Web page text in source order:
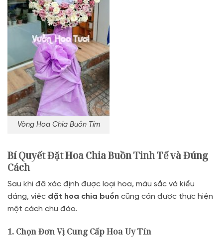
Vòng Hoa Chia Buồn Tím
Bí Quyết Đặt Hoa Chia Buồn Tinh Tế và Đúng
Cách
Sau khi đã xác định được loại hoa, màu sắc và kiểu
dáng, việc đặt hoa chia buồn cũng cần được thực hiện
một cách chu đáo.
1. Chọn Đơn Vị Cung Cấp Hoa Uy Tín